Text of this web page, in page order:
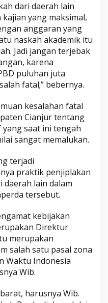
dari daerah lain
yang maksimal,
anggaran yang
naskah akademik itu
Jadi jangan terjebak
karena
puluhan juta
fatal;” bebernya.
kesalahan fatal
Cianjur tentang
saat ini tengah
sangat memalukan.
terjadi
praktik penjiplakan
daerah lain dalam
tersebut.
kebijakan
Direktur
merupakan
salah satu pasal zona
Waktu Indonesia
Wib.
harusnya Wib.